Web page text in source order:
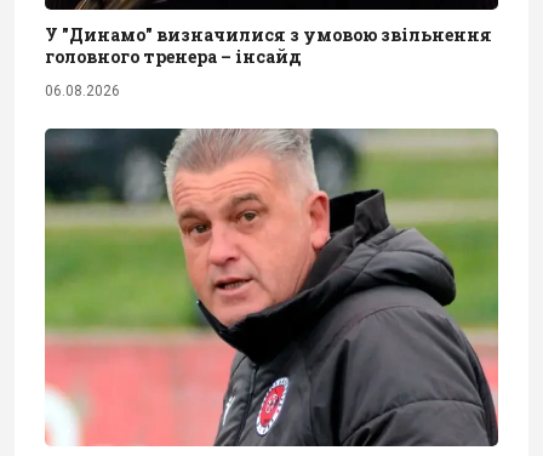
У "Динамо" визначилися з умовою звільнення
головного тренера – інсайд
06.08.2026